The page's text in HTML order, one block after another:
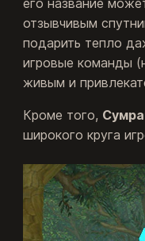
отзывчивым
подарить тепло
игровые команды
живым и
Кроме того,
широкого круга